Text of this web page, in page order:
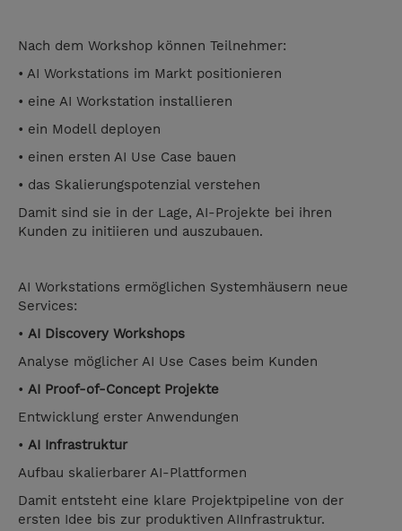
Nach dem Workshop können Teilnehmer:
• AI Workstations im Markt positionieren
• eine AI Workstation installieren
• ein Modell deployen
• einen ersten AI Use Case bauen
• das Skalierungspotenzial verstehen
Damit sind sie in der Lage, AI-Projekte bei ihren
Kunden zu initiieren und auszubauen.
AI Workstations ermöglichen Systemhäusern neue
Services:
• AI Discovery Workshops
Analyse möglicher AI Use Cases beim Kunden
• AI Proof-of-Concept Projekte
Entwicklung erster Anwendungen
• AI Infrastruktur
Aufbau skalierbarer AI-Plattformen
Damit entsteht eine klare Projektpipeline von der
ersten Idee bis zur produktiven AIInfrastruktur.